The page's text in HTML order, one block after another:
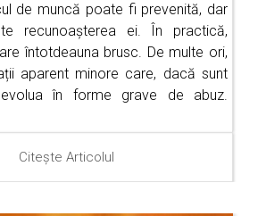
de muncă poate fi prevenită, dar
recunoașterea ei. În practică,
întotdeauna brusc. De multe ori,
aparent minore care, dacă sunt
în forme grave de abuz.
Citește Articolul